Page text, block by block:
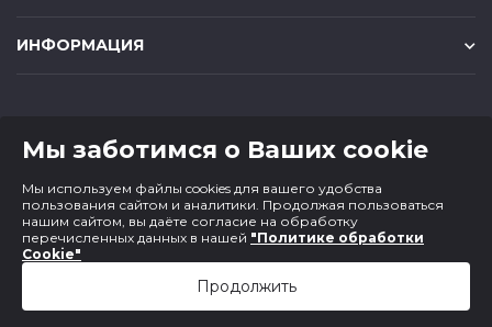
ИНФОРМАЦИЯ
magazin@cf1.ru
Мы заботимся о Ваших cookie
Мы используем файлы cookies для вашего удобства
пользования сайтом и аналитики. Продолжая пользоваться
нашим сайтом, вы даёте согласие на обработку
перечисленных данных в нашей "Политике обработки
Cookie"
Продолжить